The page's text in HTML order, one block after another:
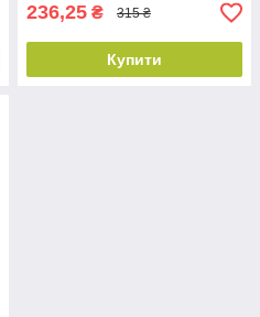
236,25 ₴ 315 ₴
Купити